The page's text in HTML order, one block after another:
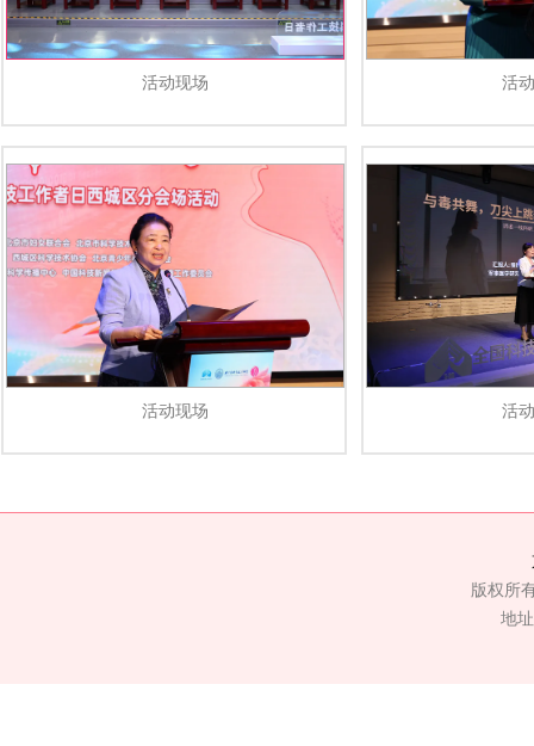
活动现场 活
活动现场 活
版权所
地